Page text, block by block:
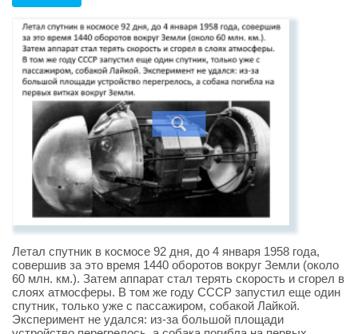
Летал спутник в космосе 92 дня, до 4 января 1958 года,
совершив за это время 1440 оборотов вокруг Земли (около
60 млн. км.). Затем аппарат стал терять скорость и сгорел в
слоях атмосферы. В том же году СССР запустил еще один
спутник, только уже с пассажиром, собакой Лайкой.
Эксперимент не удался: из-за большой площади